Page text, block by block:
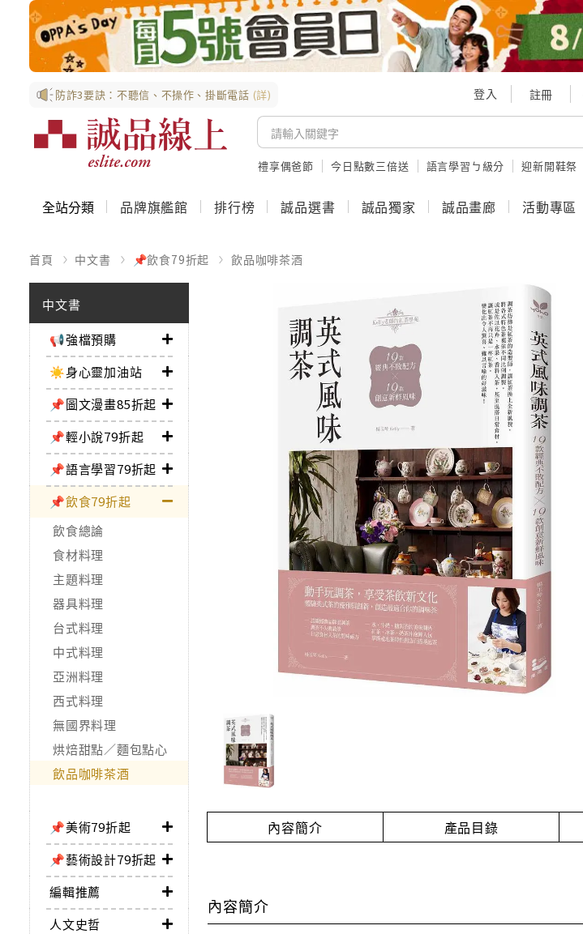
防詐3要訣：不聽信、不操作、掛斷電話 (詳) 登入 註冊
禮享偶爸節 今日點數三倍送 語言學習ㄅ級分 迎新開鞋祭
全站分類 品牌旗艦館 排行榜 誠品選書 誠品獨家 誠品畫廊 活動專區
首頁 中文書 📌飲食79折起 飲品咖啡茶酒
中文書
📢強檔預購
☀️身心靈加油站
📌圖文漫畫85折起
📌輕小說79折起
📌語言學習79折起
📌飲食79折起
飲食總論
食材料理
主題料理
器具料理
台式料理
中式料理
亞洲料理
西式料理
無國界料理
烘焙甜點／麵包點心
飲品咖啡茶酒
📌美術79折起
📌藝術設計79折起
編輯推薦
人文史哲
內容簡介 產品目錄
內容簡介